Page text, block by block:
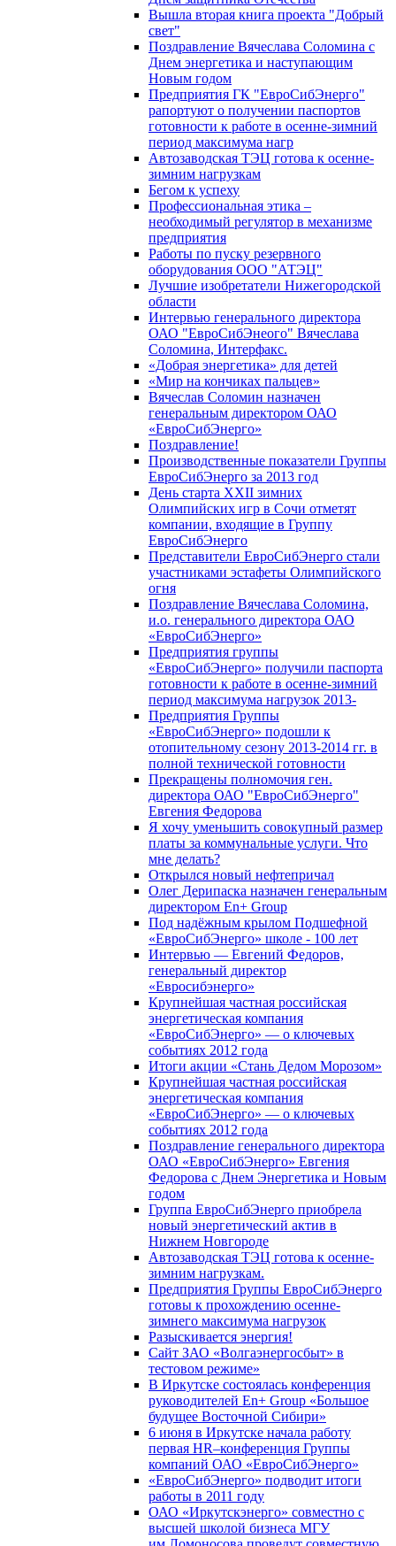
Вышла вторая книга проекта "Добрый
свет"
Поздравление Вячеслава Соломина с
Днем энергетика и наступающим
Новым годом
Предприятия ГК "ЕвроСибЭнерго"
рапортуют о получении паспортов
готовности к работе в осенне-зимний
период максимума нагр
Автозаводская ТЭЦ готова к осенне-
зимним нагрузкам
Бегом к успеху
Профессиональная этика –
необходимый регулятор в механизме
предприятия
Работы по пуску резервного
оборудования ООО "АТЭЦ"
Лучшие изобретатели Нижегородской
области
Интервью генерального директора
ОАО "ЕвроСибЭнеого" Вячеслава
Соломина, Интерфакс.
«Добрая энергетика» для детей
«Мир на кончиках пальцев»
Вячеслав Соломин назначен
генеральным директором ОАО
«ЕвроСибЭнерго»
Поздравление!
Производственные показатели Группы
ЕвроСибЭнерго за 2013 год
День старта XXII зимних
Олимпийских игр в Сочи отметят
компании, входящие в Группу
ЕвроСибЭнерго
Представители ЕвроСибЭнерго стали
участниками эстафеты Олимпийского
огня
Поздравление Вячеслава Соломина,
и.о. генерального директора ОАО
«ЕвроСибЭнерго»
Предприятия группы
«ЕвроСибЭнерго» получили паспорта
готовности к работе в осенне-зимний
период максимума нагрузок 2013-
Предприятия Группы
«ЕвроСибЭнерго» подошли к
отопительному сезону 2013-2014 гг. в
полной технической готовности
Прекращены полномочия ген.
директора ОАО "ЕвроСибЭнерго"
Евгения Федорова
Я хочу уменьшить совокупный размер
платы за коммунальные услуги. Что
мне делать?
Открылся новый нефтепричал
Олег Дерипаска назначен генеральным
директором En+ Group
Под надёжным крылом Подшефной
«ЕвроСибЭнерго» школе - 100 лет
Интервью — Евгений Федоров,
генеральный директор
«Евросибэнерго»
Крупнейшая частная российская
энергетическая компания
«ЕвроСибЭнерго» — о ключевых
событиях 2012 года
Итоги акции «Стань Дедом Морозом»
Крупнейшая частная российская
энергетическая компания
«ЕвроСибЭнерго» — о ключевых
событиях 2012 года
Поздравление генерального директора
ОАО «ЕвроСибЭнерго» Евгения
Федорова с Днем Энергетика и Новым
годом
Группа ЕвроСибЭнерго приобрела
новый энергетический актив в
Нижнем Новгороде
Автозаводская ТЭЦ готова к осенне-
зимним нагрузкам.
Предприятия Группы ЕвроСибЭнерго
готовы к прохождению осенне-
зимнего максимума нагрузок
Разыскивается энергия!
Сайт ЗАО «Волгаэнергосбыт» в
тестовом режиме»
В Иркутске состоялась конференция
руководителей En+ Group «Большое
будущее Восточной Сибири»
6 июня в Иркутске начала работу
первая HR–конференция Группы
компаний ОАО «ЕвроСибЭнерго»
«ЕвроСибЭнерго» подводит итоги
работы в 2011 году
ОАО «Иркутскэнерго» совместно с
высшей школой бизнеса МГУ